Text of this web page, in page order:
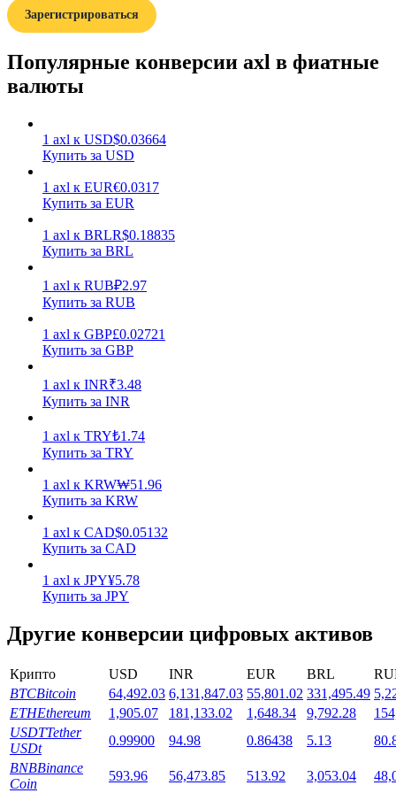
Заработок
Силовая свинья
Получайте конкурентные награды ежедневно
Высокая прибыль и мгновенный доступ
Launchpool
Гибкая ставка для заработка популярных токенов
Зарегистрироваться
Популярные конверсии axl в фиатные
валюты
1 axl к USD$0.03664
Купить за USD
1 axl к EUR€0.0317
Купить за EUR
1 axl к BRLR$0.18835
Купить за BRL
1 axl к RUB₽2.97
Купить за RUB
1 axl к GBP£0.02721
Купить за GBP
1 axl к INR₹3.48
Купить за INR
1 axl к TRY₺1.74
Купить за TRY
1 axl к KRW₩51.96
Купить за KRW
1 axl к CAD$0.05132
Купить за CAD
1 axl к JPY¥5.78
Купить за JPY
Другие конверсии цифровых активов
Крипто USD INR EUR BRL
BTCBitcoin 64,492.03 6,131,847.03 55,801.02 331,495.49
ETHEthereum 1,905.07 181,133.02 1,648.34 9,792.28
USDTTether
USDt
0.99900 94.98 0.86438 5.13
BNBBinance
Coin
593.96 56,473.85 513.92 3,053.04